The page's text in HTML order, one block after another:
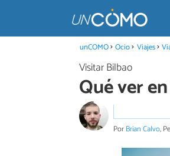
unCOMO Ocio Viajes
Visitar Bilbao
Qué ver
PorBrian Calvo,